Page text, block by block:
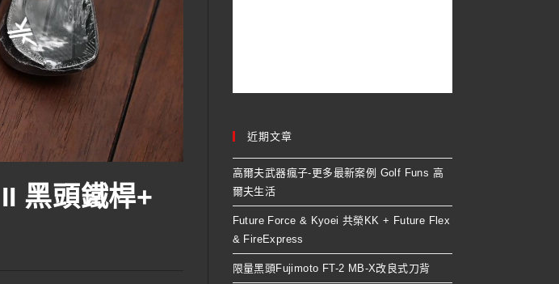
黑頭鐵桿+
近期文章
高爾夫武器瘋子-更多最新案例 Golf Funs 高
爾夫生活
Future Force & Kyoei 共榮KK + Future Flex
& FireExpress
限量黑頭Fujimoto FT-2 MB-X改良式刀背